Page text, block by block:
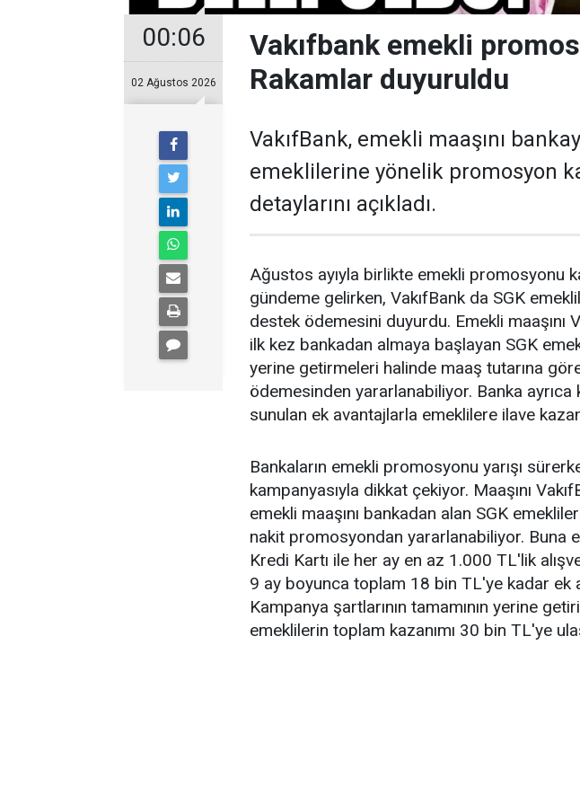
00:06
02 Ağustos 2026
Vakıfbank emekli
Rakamlar duyuruldu
VakıfBank, emekli maaşını
emeklilerine yönelik promosyon
detaylarını açıkladı.
Ağustos ayıyla birlikte emekli promosyonu
gündeme gelirken, VakıfBank da SGK
destek ödemesini duyurdu. Emekli maaşını
ilk kez bankadan almaya başlayan SGK
yerine getirmeleri halinde maaş tutarına
ödemesinden yararlanabiliyor. Banka ayrıca
sunulan ek avantajlarla emeklilere ilave
Bankaların emekli promosyonu yarışı
kampanyasıyla dikkat çekiyor. Maaşını
emekli maaşını bankadan alan SGK
nakit promosyondan yararlanabiliyor. Buna
Kredi Kartı ile her ay en az 1.000 TL'lik
9 ay boyunca toplam 18 bin TL'ye kadar ek
Kampanya şartlarının tamamının yerine
emeklilerin toplam kazanımı 30 bin TL'ye